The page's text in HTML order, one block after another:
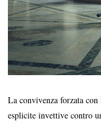
La convivenza forzata con
esplicite invettive contro